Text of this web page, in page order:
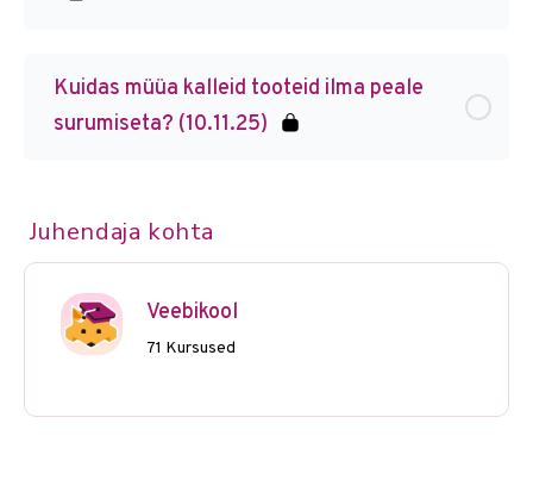
Kuidas müüa kalleid tooteid ilma peale
surumiseta? (10.11.25)
Juhendaja kohta
Veebikool
71 Kursused